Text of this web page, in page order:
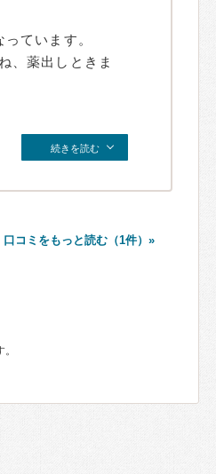
ています。
、薬出しときま
続きを読む
口コミをもっと読む（1件）»